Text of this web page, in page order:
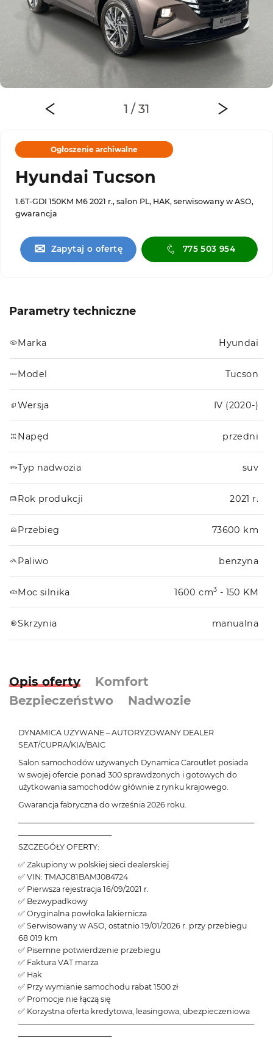
Ogłoszenie archiwalne
Hyundai Tucson
1.6T-GDI 150KM M6 2021 r., salon PL, HAK, serwisowany w ASO,
gwarancja
✉ Zapytaj o ofertę 775 503 954
Parametry techniczne
Marka Hyundai
Model Tucson
Wersja IV (2020-)
Napęd przedni
Typ nadwozia suv
Rok produkcji 2021 r.
Przebieg 73600 km
Paliwo benzyna
Moc silnika 1600 cm3 - 150 KM
Skrzynia manualna
Opis oferty
Komfort
Bezpieczeństwo
Nadwozie
DYNAMICA UŻYWANE – AUTORYZOWANY DEALER
SEAT/CUPRA/KIA/BAIC
Salon samochodów używanych Dynamica Caroutlet posiada
w swojej ofercie ponad 300 sprawdzonych i gotowych do
użytkowania samochodów głównie z rynku krajowego.
Gwarancja fabryczna do września 2026 roku.
───────────────────────────────────────────
─────────────────
SZCZEGÓŁY OFERTY:
✅ Zakupiony w polskiej sieci dealerskiej
✅ VIN: TMAJC81BAMJ084724
✅ Pierwsza rejestracja 16/09/2021 r.
✅ Bezwypadkowy
✅ Oryginalna powłoka lakiernicza
✅ Serwisowany w ASO, ostatnio 19/01/2026 r. przy przebiegu
68 019 km
✅ Pisemne potwierdzenie przebiegu
✅ Faktura VAT marża
✅ Hak
✅ Przy wymianie samochodu rabat 1500 zł
✅ Promocje nie łączą się
✅ Korzystna oferta kredytowa, leasingowa, ubezpieczeniowa
───────────────────────────────────────────
─────────────────